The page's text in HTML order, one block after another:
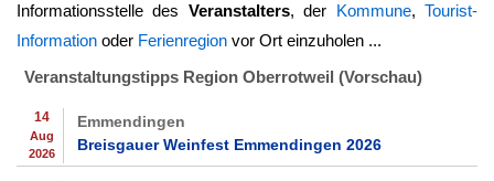
Informationsstelle des Veranstalters, der Kommune,Tourist-
Information oder Ferienregion vor Ort einzuholen ...
Veranstaltungstipps Region Oberrotweil (Vorschau)
14
Aug
2026
Emmendingen
Breisgauer Weinfest Emmendingen 2026